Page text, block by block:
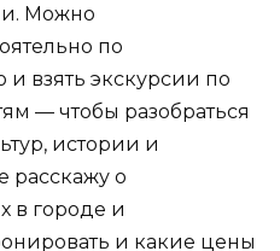
Можно
по
взять экскурсии по
— чтобы разобраться
истории и
расскажу о
в городе и
и какие цены